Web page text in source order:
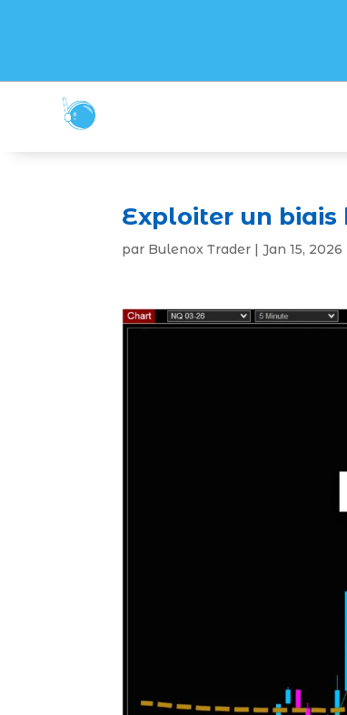
Exploiter un biais
par Bulenox Trader | Jan 15, 2026